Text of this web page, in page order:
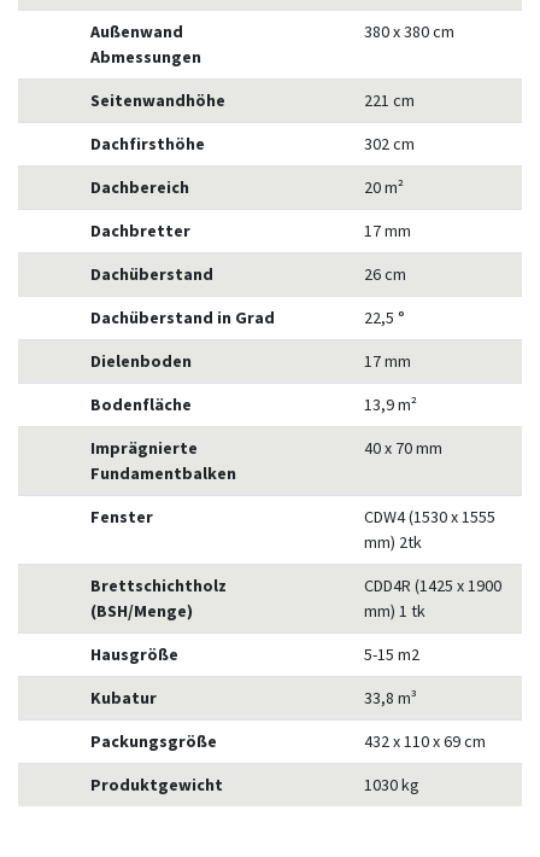
Außenwand
Abmessungen
380 x 380 cm
Seitenwandhöhe
221 cm
Dachfirsthöhe
302 cm
Dachbereich
20 m²
Dachbretter
17 mm
Dachüberstand
26 cm
Dachüberstand in Grad
22,5 °
Dielenboden
17 mm
Bodenfläche
13,9 m²
Imprägnierte
Fundamentbalken
40 x 70 mm
Fenster
CDW4 (1530 x 1555
mm) 2tk
Brettschichtholz
(BSH/Menge)
CDD4R (1425 x 1900
mm) 1 tk
Hausgröße
5-15 m2
Kubatur
33,8 m³
Packungsgröße
432 x 110 x 69 cm
Produktgewicht
1030 kg